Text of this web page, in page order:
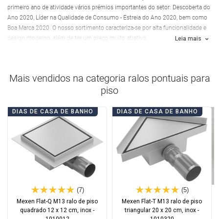
primeiro ano de atividade vários prémios importantes do setor: Descoberta do
Ano 2020, Líder na Qualidade de Consumo - Estreia do Ano 2020, bem como
Boa Marca 2020. O nosso sortimento caracteriza-se por alta funcionalidade e
design moderno, além de ter um preço muito atrativo.
Leia mais
Mais vendidos na categoria ralos pontuais para
piso
DIAS DE CASA DE BANHO
(7)
Mexen Flat-Q M13 ralo de piso
quadrado 12 x 12 cm, inox -
DIAS DE CASA DE BANHO
(5)
Mexen Flat-T M13 ralo de piso
triangular 20 x 20 cm, inox -